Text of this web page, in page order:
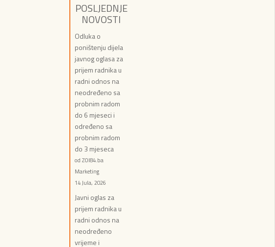
POSLJEDNJE
NOVOSTI
Odluka o
poništenju dijela
javnog oglasa za
prijem radnika u
radni odnos na
neodređeno sa
probnim radom
do 6 mjeseci i
određeno sa
probnim radom
do 3 mjeseca
od ZOI84.ba
Marketing
14 Jula, 2026
Javni oglas za
prijem radnika u
radni odnos na
neodređeno
vrijeme i